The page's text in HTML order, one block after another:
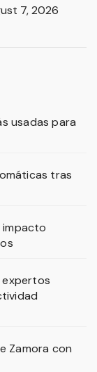
7, 2026
usadas para
tras
expertos
Zamora con